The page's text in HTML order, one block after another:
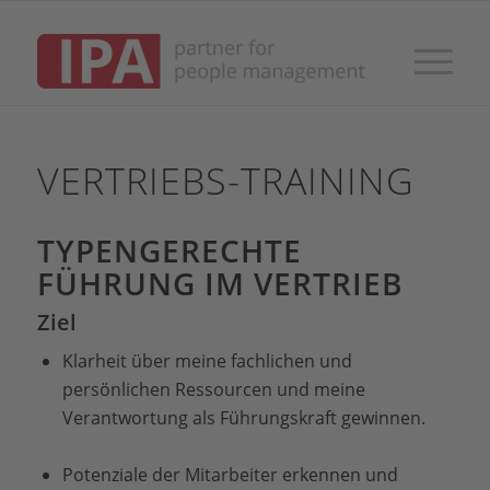
VERTRIEBS-TRAINING
TYPENGERECHTE
FÜHRUNG IM VERTRIEB
Ziel
Klarheit über meine fachlichen und
persönlichen Ressourcen und meine
Verantwortung als Führungskraft gewinnen.
Potenziale der Mitarbeiter erkennen und